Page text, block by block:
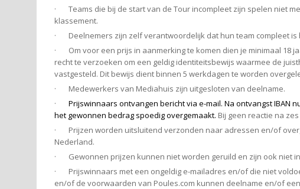
· Teams die bij de start van de Tour incompleet zijn spelen niet
klassement.
· Deelnemers zijn zelf verantwoordelijk dat hun team compleet is
· Om voor een prijs in aanmerking te komen dien je minimaal 18
recht te verzoeken om een geldig identiteitsbewijs waarmee de
vastgesteld. Dit bewijs dient binnen 5 werkdagen te worden
· Medewerkers van Mediahuis zijn uitgesloten van deelname.
· Prijswinnaars ontvangen bericht via e-mail. Na ontvangst IBAN
het gewonnen bedrag spoedig overgemaakt. Bij geen reactie na
· Prijzen worden uitsluitend verzonden naar adressen en/of
Nederland.
· Gewonnen prijzen kunnen niet worden geruild en zijn ook niet
· Prijswinnaars met een ongeldig e-mailadres en/of die niet
en/of de voorwaarden van Poules.com kunnen deelname en/of